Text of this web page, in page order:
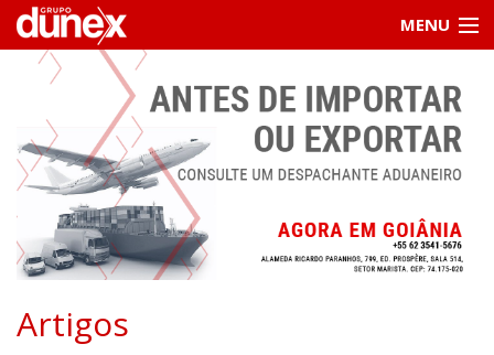
MENU
Home
Institucional
Serviços
Informações
Contato / cotações
Clientes
Artigos